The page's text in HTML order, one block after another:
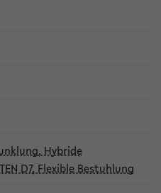
Hybride
D7, Flexible Bestuhlung